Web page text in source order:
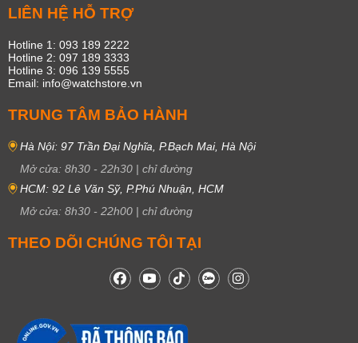
LIÊN HỆ HỖ TRỢ
Hotline 1: 093 189 2222
Hotline 2: 097 189 3333
Hotline 3: 096 139 5555
Email: info@watchstore.vn
TRUNG TÂM BẢO HÀNH
Hà Nội: 97 Trần Đại Nghĩa, P.Bạch Mai, Hà Nội
Mở cửa: 8h30 - 22h30 | chỉ đường
HCM: 92 Lê Văn Sỹ, P.Phú Nhuận, HCM
Mở cửa: 8h30 - 22h00 | chỉ đường
THEO DÕI CHÚNG TÔI TẠI